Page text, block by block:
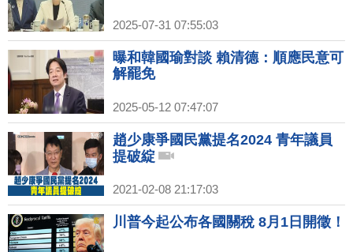
2025-07-31 07:55:03
曝和韓國瑜對談 賴清德：順應民意可
解罷免
2025-05-12 07:47:07
趙少康爭國民黨提名2024 青年議員
提破綻
2021-02-08 21:17:03
川普今起公布各國關稅 8月1日開徵！